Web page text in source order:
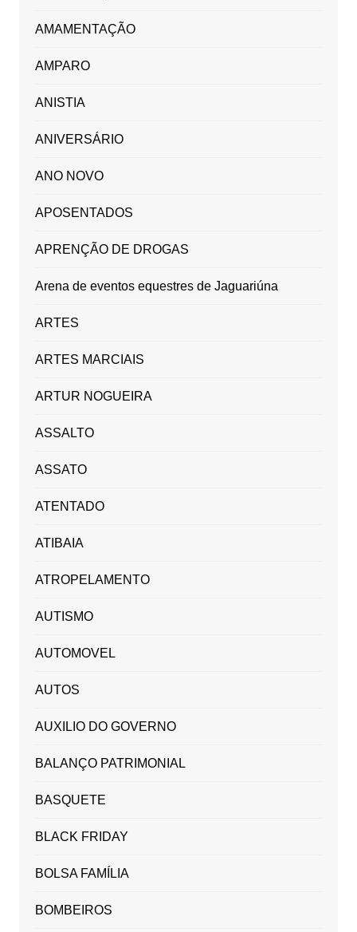
AMAMENTAÇÃO
AMPARO
ANISTIA
ANIVERSÁRIO
ANO NOVO
APOSENTADOS
APRENÇÃO DE DROGAS
Arena de eventos equestres de Jaguariúna
ARTES
ARTES MARCIAIS
ARTUR NOGUEIRA
ASSALTO
ASSATO
ATENTADO
ATIBAIA
ATROPELAMENTO
AUTISMO
AUTOMOVEL
AUTOS
AUXILIO DO GOVERNO
BALANÇO PATRIMONIAL
BASQUETE
BLACK FRIDAY
BOLSA FAMÍLIA
BOMBEIROS